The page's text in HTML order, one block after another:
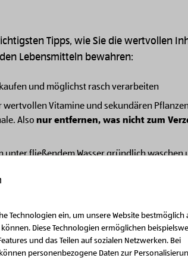
Tipps, wie Sie die wertvollen
Lebensmitteln bewahren:
kaufen und möglichst rasch verarbeiten
wertvollen Vitamine und sekundären
Also nur entfernen, was nicht zum
unter fließendem Wasser gründlich waschen
sondern unmittelbar weiterverarbeiten
: Obst und Gemüse in möglichst wenig
Je größer die Wassermenge und je länger
gehen verloren!
Technologien ein, um unsere Website bestmöglich
können. Diese Technologien ermöglichen
und das Teilen auf sozialen Netzwerken. Bei
personenbezogene Daten zur